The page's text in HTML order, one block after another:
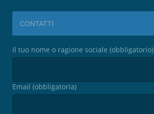
CONTATTI
Il tuo nome o ragione sociale (obbligatorio)
Email (obbligatoria)